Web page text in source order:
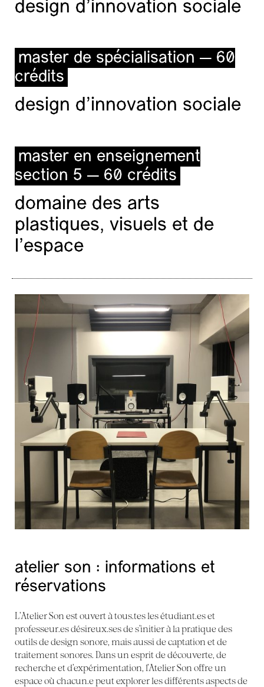
design d'innovation sociale
master de spécialisation — 60
crédits
design d'innovation sociale
master en enseignement
section 5 — 60 crédits
domaine des arts
plastiques, visuels et de
l’espace
atelier son : informations et
réservations
L’Atelier Son est ouvert à tous.tes les étudiant.es et
professeur.es désireux.ses de s’initier à la pratique des
outils de design sonore, mais aussi de captation et de
traitement sonores. Dans un esprit de découverte, de
recherche et d’expérimentation, l’Atelier Son offre un
espace où chacun.e peut explorer les différents aspects de